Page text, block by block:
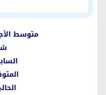
متوسط
الحالي: